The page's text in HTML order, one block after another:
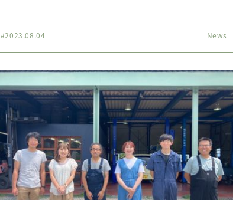
#2023.08.04 News